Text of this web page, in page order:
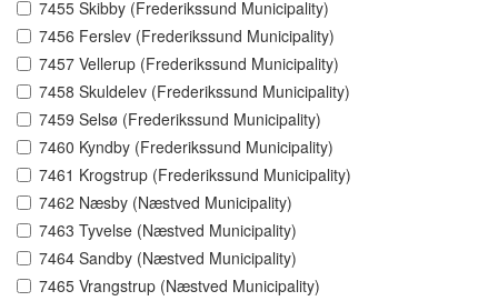
7455 Skibby (Frederikssund Municipality)
7456 Ferslev (Frederikssund Municipality)
7457 Vellerup (Frederikssund Municipality)
7458 Skuldelev (Frederikssund Municipality)
7459 Selsø (Frederikssund Municipality)
7460 Kyndby (Frederikssund Municipality)
7461 Krogstrup (Frederikssund Municipality)
7462 Næsby (Næstved Municipality)
7463 Tyvelse (Næstved Municipality)
7464 Sandby (Næstved Municipality)
7465 Vrangstrup (Næstved Municipality)